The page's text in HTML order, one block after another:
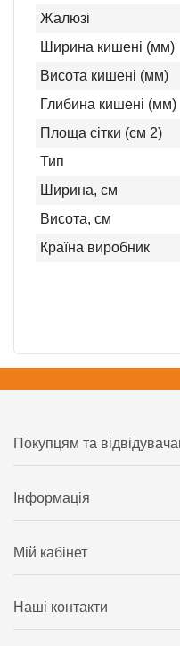
Жалюзі
Ширина кишені (мм)
Висота кишені (мм)
Глибина кишені (мм)
Площа сітки (см 2)
Тип
Ширина, см
Висота, см
Країна виробник
Покупцям та
Інформація
Мій кабінет
Наші контакти